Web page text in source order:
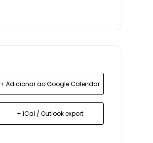
+ Adicionar ao Google Calendar
+ iCal / Outlook export